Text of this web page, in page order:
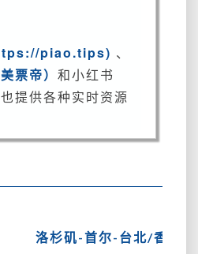
（毕
业
生
piao.tips) 、
票帝） 和小红书
也提供各种实时资源
洛杉矶-首尔-台北/香港